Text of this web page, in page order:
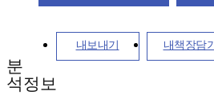
내보내기 내책장담기
분
석정보